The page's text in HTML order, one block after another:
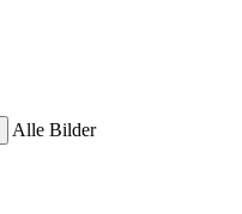
Alle Bilder